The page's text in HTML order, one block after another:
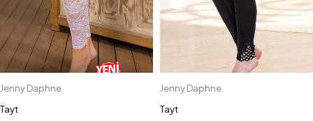
Jenny Daphne
Tayt
Jenny Daphne
Tayt